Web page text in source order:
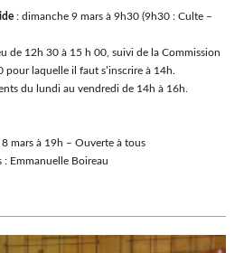
: dimanche 9 mars à 9h30 (9h30 : Culte –
de 12h 30 à 15 h 00, suivi de la Commission
laquelle il faut s’inscrire à 14h.
du lundi au vendredi de 14h à 16h.
8 mars à 19h – Ouverte à tous
: Emmanuelle Boireau